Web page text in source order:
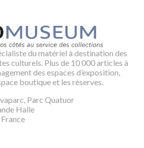
du matériel à destination des
culturels. Plus de 10 000 articles à
des espaces d’exposition,
boutique et les réserves.
Parc Quatuor
Halle